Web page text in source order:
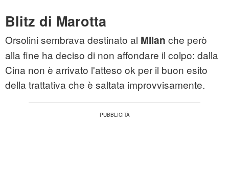
Blitz di Marotta
Orsolini sembrava destinato al Milan che però
alla fine ha deciso di non affondare il colpo: dalla
Cina non è arrivato l'atteso ok per il buon esito
della trattativa che è saltata improvvisamente.